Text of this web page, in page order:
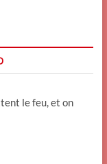
le feu, et on